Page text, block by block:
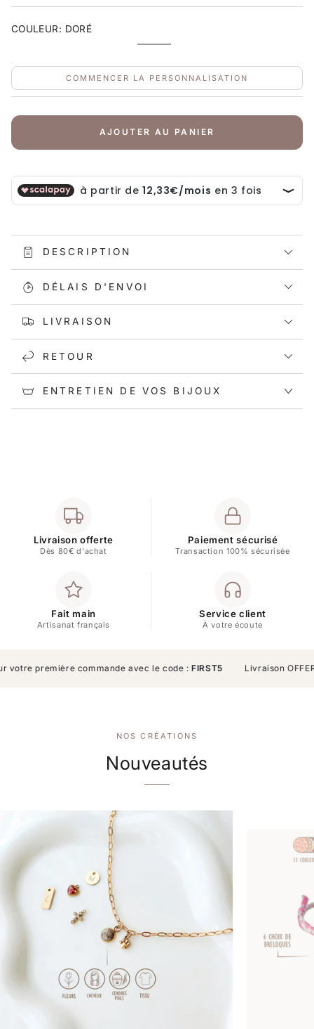
COULEUR: DORÉ
DORÉ
Variante
ou
indisponible
COMMENCER LA PERSONNALISATION
AJOUTER AU PANIER
DESCRIPTION
DÉLAIS D'ENVOI
LIVRAISON
RETOUR
ENTRETIEN DE VOS BIJOUX
Livraison offerte
Dès 80€ d'achat
Paiement sécurisé
Transaction 100% sécurisée
Fait main
Artisanat français
Service client
À votre écoute
première commande avec le code :FIRST5 Livraison
NOS CRÉATIONS
Nouveautés